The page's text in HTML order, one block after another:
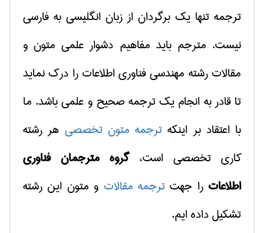
ترجمه تنها یک برگردان از زبان انگلیسی به فارسی
نیست. مترجم باید مفاهیم دشوار علمی متون و
مقالات رشته مهندسی فناوری اطلاعات را درک نماید
تا قادر به انجام یک ترجمه صحیح و علمی باشد. ما
با اعتقاد بر اینكه ترجمه متون تخصصی هر رشته
كاری تخصصی است،گروه مترجمان فناوری
اطلاعات را جهتترجمه مقالات و متون این رشته
تشكیل داده ایم.